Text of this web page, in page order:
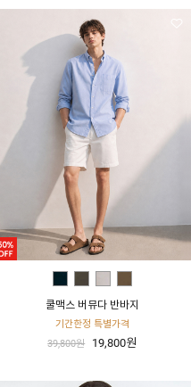
쿨맥스 버뮤다 반바지
기간한정 특별가격
39,800원
19,800원